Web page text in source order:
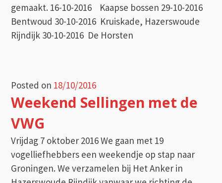
gemaakt. 16-10-2016 Kaapse bossen 29-10-2016
Bentwoud 30-10-2016 Kruiskade, Hazerswoude
Rijndijk 30-10-2016 De Horsten
Posted on 18/10/2016
Weekend Sellingen met de
VWG
Vrijdag 7 oktober 2016 We gaan met 19
vogelliefhebbers een weekendje op stap naar
Groningen. We verzamelen bij Het Anker in